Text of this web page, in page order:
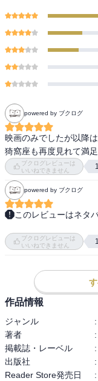
powered by ブクログ
映画のみでしたが以降
猗窩座も再度見れて満
ブクログレビューは
いいねできません
powered by ブクログ
このレビューはネタ
猗窩座と炭治郎との一
腕力だけではなく想い
〜ヒノカミ神楽　斜陽
カナヲと伊之助がタッ
伊之助のしのぶを哀し
そして、母親への愛を
ブクログレビューは
いいねできません
作品情報
ジャンル :
著者
:
掲載誌・レーベル
:
出版社
:
Reader Store発売日
: